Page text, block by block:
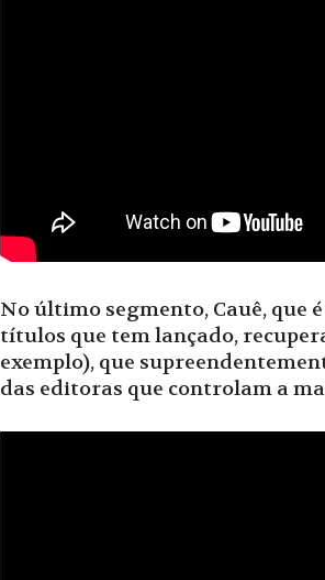
No último segmento, Cauê, que
títulos que tem lançado,
exemplo), que
das editoras que controlam a